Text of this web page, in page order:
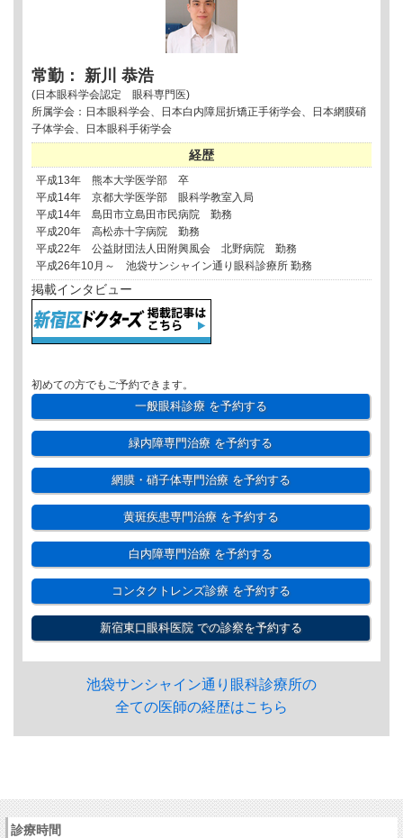
常勤： 新川 恭浩
(日本眼科学会認定 眼科専門医)
所属学会：日本眼科学会、日本白内障屈折矯正手術学会、日本網膜硝
子体学会、日本眼科手術学会
経歴
平成13年 熊本大学医学部 卒
平成14年 京都大学医学部 眼科学教室入局
平成14年 島田市立島田市民病院 勤務
平成20年 高松赤十字病院 勤務
平成22年 公益財団法人田附興風会 北野病院 勤務
平成26年10月～ 池袋サンシャイン通り眼科診療所 勤務
掲載インタビュー
初めての方でもご予約できます。
一般眼科診療を予約する
緑内障専門治療 を予約する
網膜・硝子体専門治療を予約する
黄斑疾患専門治療を予約する
白内障専門治療 を予約する
コンタクトレンズ診療を予約する
新宿東口眼科医院での診察を予約する
池袋サンシャイン通り眼科診療所の
全ての医師の経歴はこちら
診療時間